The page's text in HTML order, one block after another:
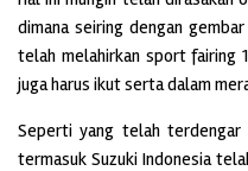
dimana seiring dengan
telah melahirkan sport fairing
juga harus ikut serta dalam
Seperti yang telah terdengar
termasuk Suzuki Indonesia